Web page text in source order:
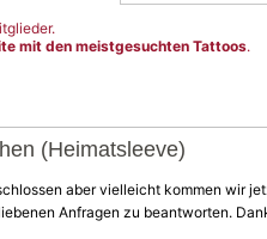
mit den meistgesuchten Tattoos.
(Heimatsleeve)
aber vielleicht kommen wir
Anfragen zu beantworten.